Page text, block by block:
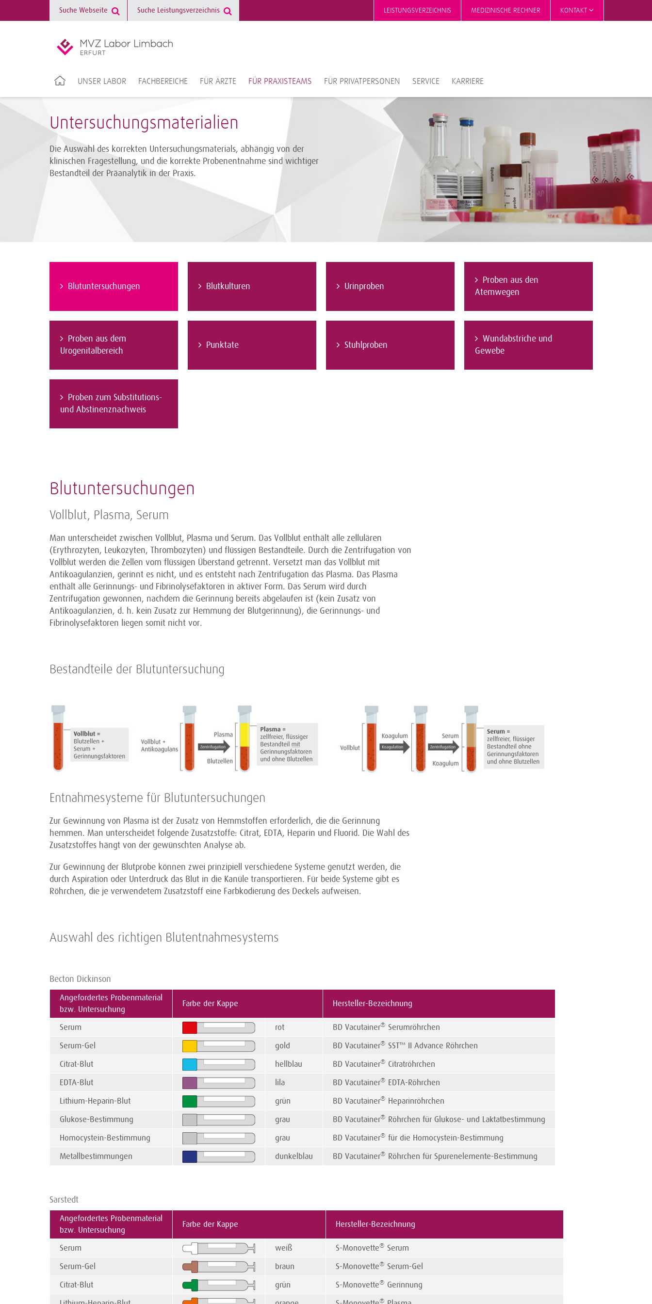
LEISTUNGSVERZEICHNIS MEDIZINISCHE RECHNER KONTAKT
UNSER LABOR FACHBEREICHE FÜR ÄRZTE FÜR PRAXISTEAMS FÜR PRIVATPERSONEN SERVICE KARRIERE
Untersuchungsmaterialien
Die Auswahl des korrekten Untersuchungsmaterials, abhängig von der
klinischen Fragestellung, und die korrekte Probenentnahme sind wichtiger
Bestandteil der Präanalytik in der Praxis.
Blutuntersuchungen Blutkulturen Urinproben
Proben aus den
Atemwegen
Proben aus dem
Urogenitalbereich
Punktate Stuhlproben
Wundabstriche und
Gewebe
Proben zum Substitutions-
und Abstinenznachweis
Blutuntersuchungen
Vollblut, Plasma, Serum
Man unterscheidet zwischen Vollblut, Plasma und Serum. Das Vollblut enthält alle zellulären
(Erythrozyten, Leukozyten, Thrombozyten) und flüssigen Bestandteile. Durch die Zentrifugation von
Vollblut werden die Zellen vom flüssigen Überstand getrennt. Versetzt man das Vollblut mit
Antikoagulanzien, gerinnt es nicht, und es entsteht nach Zentrifugation das Plasma. Das Plasma
enthält alle Gerinnungs- und Fibrinolysefaktoren in aktiver Form. Das Serum wird durch
Zentrifugation gewonnen, nachdem die Gerinnung bereits abgelaufen ist (kein Zusatz von
Antikoagulanzien, d. h. kein Zusatz zur Hemmung der Blutgerinnung), die Gerinnungs- und
Fibrinolysefaktoren liegen somit nicht vor.
Bestandteile der Blutuntersuchung
Entnahmesysteme für Blutuntersuchungen
Zur Gewinnung von Plasma ist der Zusatz von Hemmstoffen erforderlich, die die Gerinnung
hemmen. Man unterscheidet folgende Zusatzstoffe: Citrat, EDTA, Heparin und Fluorid. Die Wahl des
Zusatzstoffes hängt von der gewünschten Analyse ab.
Zur Gewinnung der Blutprobe können zwei prinzipiell verschiedene Systeme genutzt werden, die
durch Aspiration oder Unterdruck das Blut in die Kanüle transportieren. Für beide Systeme gibt es
Röhrchen, die je verwendetem Zusatzstoff eine Farbkodierung des Deckels aufweisen.
Auswahl des richtigen Blutentnahmesystems
Becton Dickinson
Angefordertes Probenmaterial
bzw. Untersuchung
Farbe der Kappe Hersteller-Bezeichnung
Serum rot BD Vacutainer® Serumröhrchen
Serum-Gel
gold BD Vacutainer® SST™ II Advance Röhrchen
Citrat-Blut
hellblau BD Vacutainer® Citratröhrchen
EDTA-Blut
lila BD Vacutainer® EDTA-Röhrchen
Lithium-Heparin-Blut
grün BD Vacutainer® Heparinröhrchen
Glukose-Bestimmung
grau BD Vacutainer® Röhrchen für Glukose- und Laktatbestimmung
Homocystein-Bestimmung
grau BD Vacutainer® für die Homocystein-Bestimmung
Metallbestimmungen
dunkelblau BD Vacutainer® Röhrchen für Spurenelemente-Bestimmung
Sarstedt
Angefordertes Probenmaterial
bzw. Untersuchung
Farbe der Kappe Hersteller-Bezeichnung
Serum weiß S-Monovette® Serum
Serum-Gel
braun S-Monovette® Serum-Gel
Citrat-Blut
grün S-Monovette® Gerinnung
®